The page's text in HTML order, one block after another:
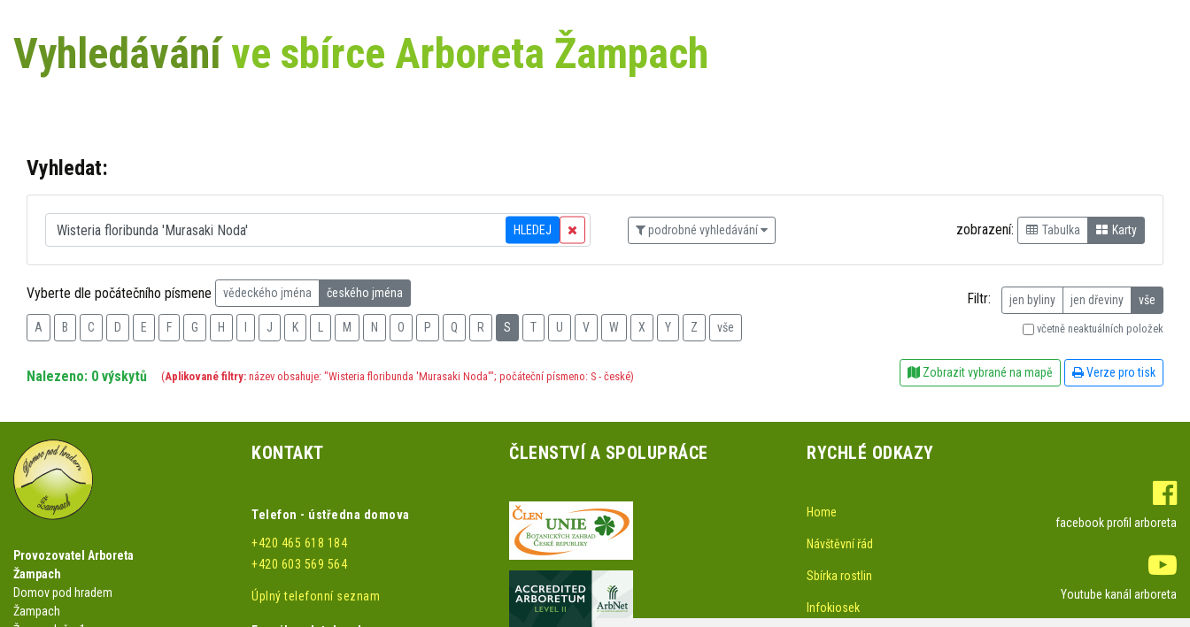
Vyhledáváníve sbírce Arboreta Žampach
Vyhledat:
HLEDEJ podrobné vyhledávání zobrazení: Tabulka Karty
Vyberte dle počátečního písmene vědeckého jména českého jména
A B C D E F G H J K M N O P Q R S T U V W X Y Z vše
Filtr: jen byliny jen dřeviny vše
včetně neaktuálních položek
Nalezeno: 0 výskytů (Aplikované filtry: název obsahuje: "Wisteria floribunda 'Murasaki Noda'"; počáteční písmeno: S - české) Zobrazit vybrané na mapě Verze pro tisk
Provozovatel Arboreta
Žampach
Domov pod hradem
Žampach
KONTAKT
Telefon - ústředna domova
+420 465 618 184
+420 603 569 564
Úplný telefonní seznam
ČLENSTVÍ A SPOLUPRÁCE RYCHLÉ ODKAZY
Home
Návštěvní řád
Sbírka rostlin
Infokiosek
facebook profil arboreta
Youtube kanál arboreta